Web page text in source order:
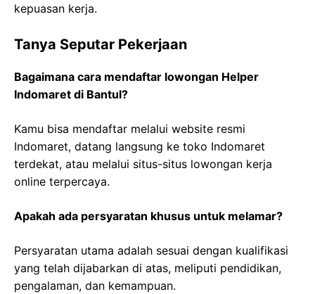
kepuasan kerja.
Tanya Seputar Pekerjaan
Bagaimana cara mendaftar lowongan Helper
Indomaret di Bantul?
Kamu bisa mendaftar melalui website resmi
Indomaret, datang langsung ke toko Indomaret
terdekat, atau melalui situs-situs lowongan kerja
online terpercaya.
Apakah ada persyaratan khusus untuk melamar?
Persyaratan utama adalah sesuai dengan kualifikasi
yang telah dijabarkan di atas, meliputi pendidikan,
pengalaman, dan kemampuan.